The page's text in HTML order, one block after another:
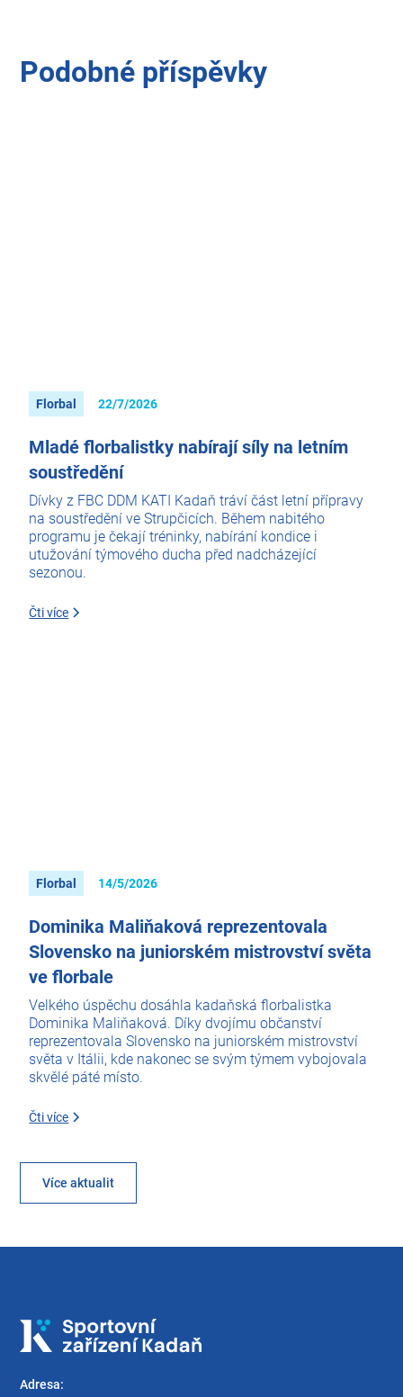
Podobné příspěvky
Florbal 22/7/2026
Mladé florbalistky nabírají síly na letním
soustředění
Dívky z FBC DDM KATI Kadaň tráví část letní přípravy
na soustředění ve Strupčicích. Během nabitého
programu je čekají tréninky, nabírání kondice i
utužování týmového ducha před nadcházející
sezonou.
Čti více
Florbal 14/5/2026
Dominika Maliňaková reprezentovala
Slovensko na juniorském mistrovství světa
ve florbale
Velkého úspěchu dosáhla kadaňská florbalistka
Dominika Maliňaková. Díky dvojímu občanství
reprezentovala Slovensko na juniorském mistrovství
světa v Itálii, kde nakonec se svým týmem vybojovala
skvělé páté místo.
Čti více
Více aktualit
Adresa: